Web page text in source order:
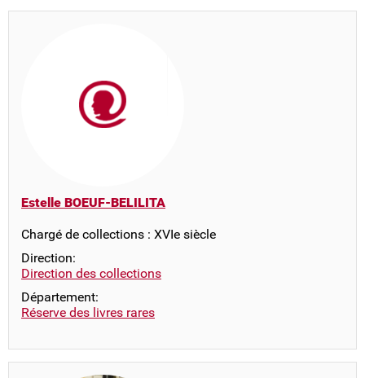
Estelle BOEUF-BELILITA
Chargé de collections : XVIe siècle
Direction:
Direction des collections
Département:
Réserve des livres rares